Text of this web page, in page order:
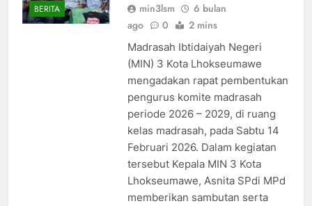
BERITA min3lsm
6 bulan
ago
0 2 mins
Madrasah Ibtidaiyah Negeri
(MIN) 3 Kota Lhokseumawe
mengadakan rapat pembentukan
pengurus komite madrasah
periode 2026 – 2029, di ruang
kelas madrasah, pada Sabtu 14
Februari 2026. Dalam kegiatan
tersebut Kepala MIN 3 Kota
Lhokseumawe, Asnita SPdi MPd
memberikan sambutan serta